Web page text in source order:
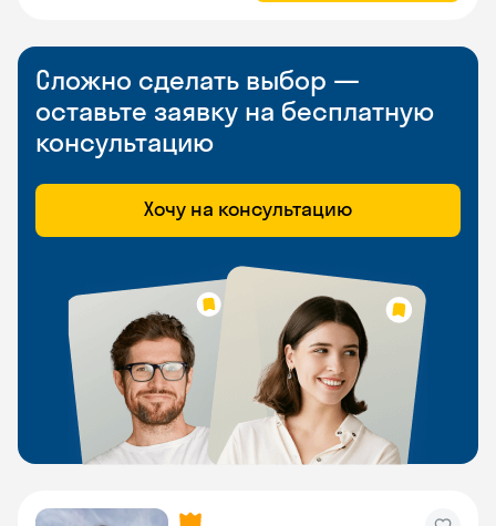
Сложно сделать выбор —
оставьте заявку на бесплатную
консультацию
Хочу на консультацию